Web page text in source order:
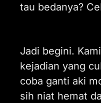
tau bedanya?
Jadi begini.
kejadian yang
coba ganti aki
sih niat hemat